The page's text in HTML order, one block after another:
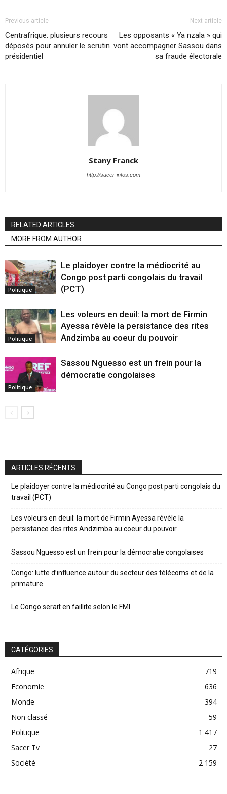
Previous article
Centrafrique: plusieurs recours
déposés pour annuler le scrutin
présidentiel
Next article
Les opposants « Ya nzala » qui
vont accompagner Sassou dans
sa fraude électorale
Stany Franck
http://sacer-infos.com
RELATED ARTICLES
MORE FROM AUTHOR
Politique
Le plaidoyer contre la médiocrité au
Congo post parti congolais du travail
(PCT)
Politique
Les voleurs en deuil: la mort de Firmin
Ayessa révèle la persistance des rites
Andzimba au coeur du pouvoir
Politique
Sassou Nguesso est un frein pour la
démocratie congolaises
ARTICLES RÉCENTS
Le plaidoyer contre la médiocrité au Congo post parti congolais du
travail (PCT)
Les voleurs en deuil: la mort de Firmin Ayessa révèle la
persistance des rites Andzimba au coeur du pouvoir
Sassou Nguesso est un frein pour la démocratie congolaises
Congo: lutte d’influence autour du secteur des télécoms et de la
primature
Le Congo serait en faillite selon le FMI
CATÉGORIES
Afrique
719
Economie
636
Monde
394
Non classé
59
Politique
1 417
Sacer Tv
27
Société
2 159